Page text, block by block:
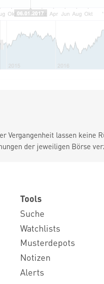
Vergangenheit lassen keine
der jeweiligen Börse
Tools
Suche
Watchlists
Musterdepots
Notizen
Alerts